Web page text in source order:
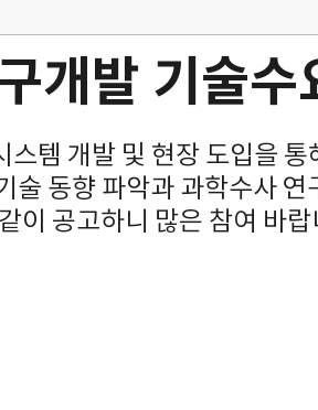
개발 기술수
템 개발 및 현장 도입을
동향 파악과 과학수사 연
이 공고하니 많은 참여 바랍